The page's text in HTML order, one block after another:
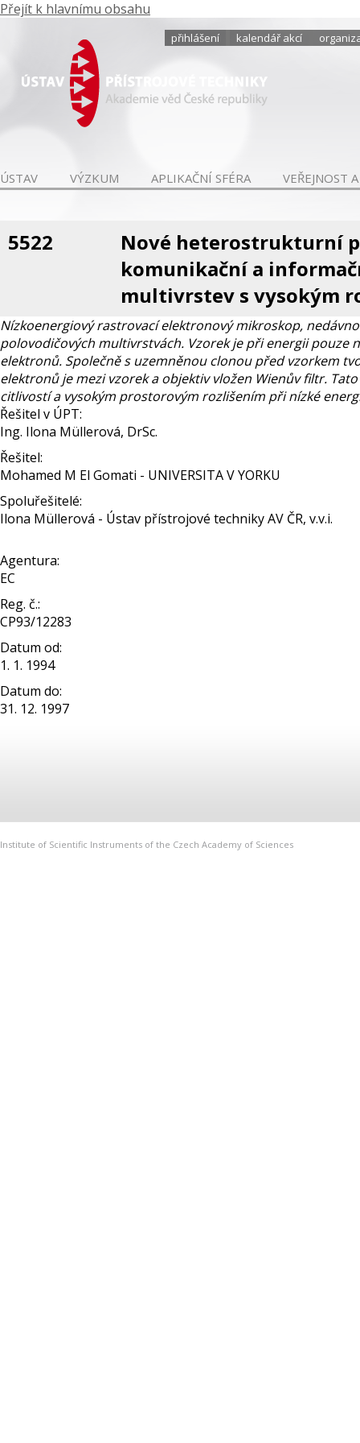
Přejít k hlavnímu obsahu
přihlášení kalendář akcí
ÚSTAV VÝZKUM APLIKAČNÍ SFÉRA VEŘEJNOST
5522
Nové heterostrukturní
komunikační a
multivrstev s vysokým
Nízkoenergiový rastrovací elektronový mikroskop,
polovodičových multivrstvách. Vzorek je při energii
elektronů. Společně s uzemněnou clonou před vzorkem
elektronů je mezi vzorek a objektiv vložen Wienův filtr.
citlivostí a vysokým prostorovým rozlišením při nízké
Řešitel v ÚPT:
Ing. Ilona Müllerová, DrSc.
Řešitel:
Mohamed M El Gomati - UNIVERSITA V YORKU
Spoluřešitelé:
Ilona Müllerová - Ústav přístrojové techniky AV ČR, v.v.i.
Agentura:
EC
Reg. č.:
CP93/12283
Datum od:
1. 1. 1994
Datum do:
31. 12. 1997
Institute of Scientific Instruments of the Czech Academy of Sciences